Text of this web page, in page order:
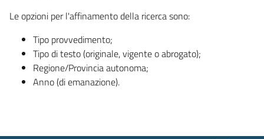
Le opzioni per l'affinamento della ricerca sono:
Tipo provvedimento;
Tipo di testo (originale, vigente o abrogato);
Regione/Provincia autonoma;
Anno (di emanazione).